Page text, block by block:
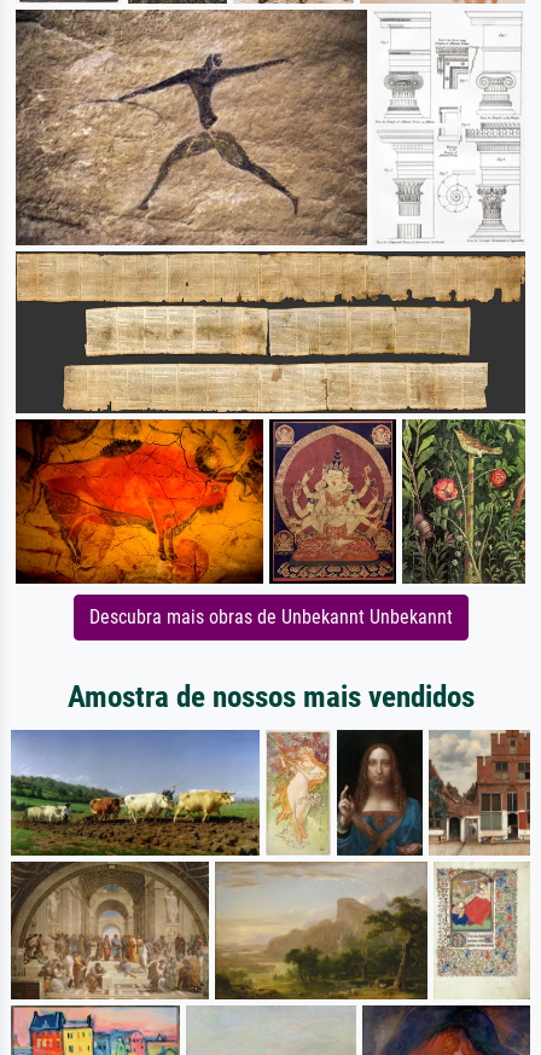
Descubra mais obras de Unbekannt Unbekannt
Amostra de nossos mais vendidos